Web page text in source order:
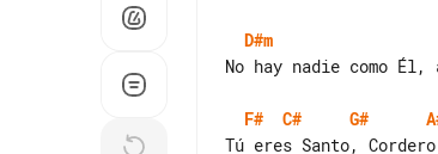
D#m
No hay nadie como
F# C# G#